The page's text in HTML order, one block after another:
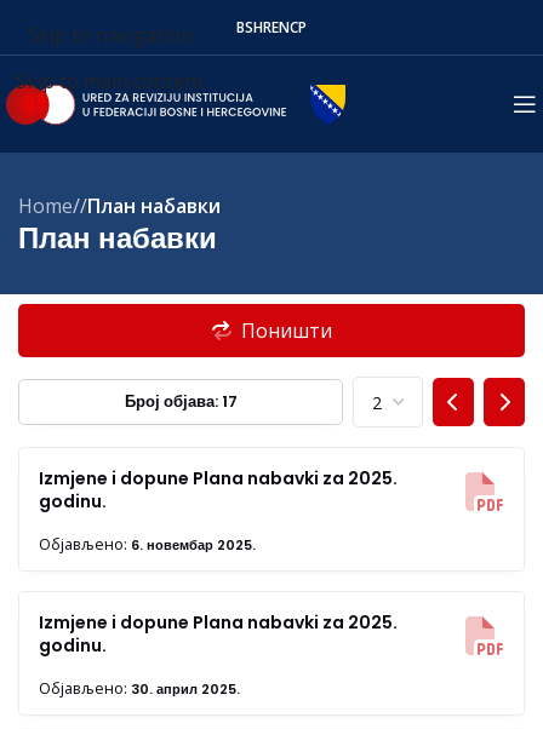
Skip to navigation
Skip to main content
BSHRENСР
План набавки
Home/ План набавки
Поништи
Број објава: 17
Izmjene i dopune Plana nabavki za 2025.
godinu.
Објављено: 6. новембар 2025.
Izmjene i dopune Plana nabavki za 2025.
godinu.
Објављено: 30. април 2025.